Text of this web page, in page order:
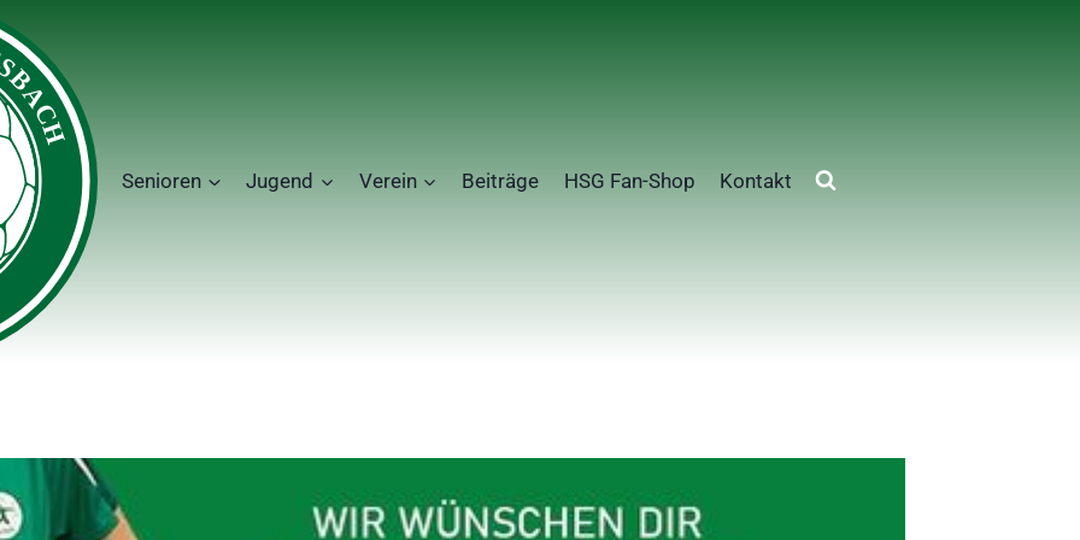
Senioren Jugend Verein Beiträge HSG Fan-Shop Kontakt